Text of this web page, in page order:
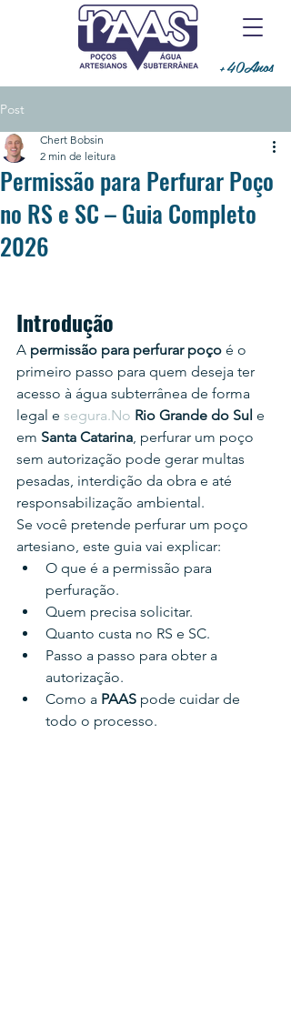
+40Anos
Post
Permissão para Perfurar Poço
no RS e SC – Guia Completo
2026
Chert Bobsin
2 min de leitura
Introdução
A permissão para perfurar poço é o
primeiro passo para quem deseja ter
acesso à água subterrânea de forma
legal e segura.No Rio Grande do Sul e
em Santa Catarina, perfurar um poço
sem autorização pode gerar multas
pesadas, interdição da obra e até
responsabilização ambiental.
Se você pretende perfurar um poço
artesiano, este guia vai explicar:
O que é a permissão para
perfuração.
Quem precisa solicitar.
Quanto custa no RS e SC.
Passo a passo para obter a
autorização.
Como a PAAS pode cuidar de
todo o processo.